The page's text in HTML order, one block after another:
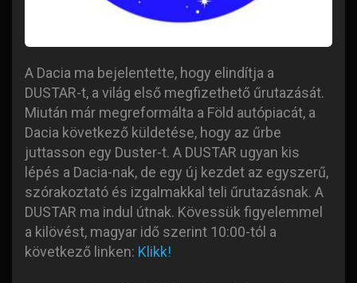
A Dacia ma bejelentette, hogy elindítja a
DUSTAR-t, a világ első megfizethető űrutazását.
Miután már megreformálta a Föld autópiacát, a
Dacia következő küldetése, hogy az űrbe
juttasson egy Duster-t. A DUSTAR ugyan kis
lépés a Dacia-nak, de egy új kezdet az egyszerű,
szórakoztató és izgalmakkal teli űrutazásnak. A
DUSTAR ma indul útnak. Kövessük figyelemmel
a kilövést, magyar idő szerint 10:00-tól a
következő linken: Klikk!